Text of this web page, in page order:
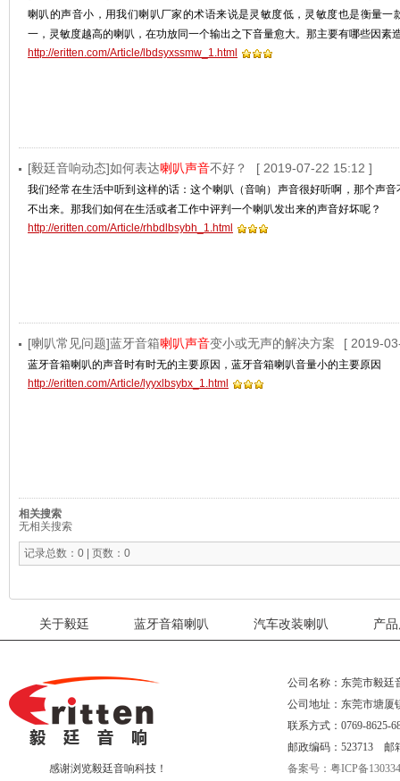
喇叭的声音小，用我们喇叭厂家的术语来说是灵敏度低，灵敏度也是衡量一
一，灵敏度越高的喇叭，在功放同一个输出之下音量愈大。那主要有哪些因素
http://eritten.com/Article/lbdsyxssmw_1.html
[毅廷音响动态]如何表达喇叭声音不好？ [ 2019-07-22 15:12 ]
我们经常在生活中听到这样的话：这个喇叭（音响）声音很好听啊，那个声
不出来。那我们如何在生活或者工作中评判一个喇叭发出来的声音好坏呢？
http://eritten.com/Article/rhbdlbsybh_1.html
[喇叭常见问题]蓝牙音箱喇叭声音变小或无声的解决方案 [ 2019-
蓝牙音箱喇叭的声音时有时无的主要原因，蓝牙音箱喇叭音量小的主要原因
http://eritten.com/Article/lyyxlbsybx_1.html
相关搜索
无相关搜索
记录总数：0 | 页数：0
关于毅廷 蓝牙音箱喇叭 汽车改装喇叭 产
感谢浏览毅廷音响科技！
公司名称：东莞市毅廷
公司地址：东莞市塘厦
联系方式：0769-8625-
邮政编码：523713 邮
备案号：粤ICP备